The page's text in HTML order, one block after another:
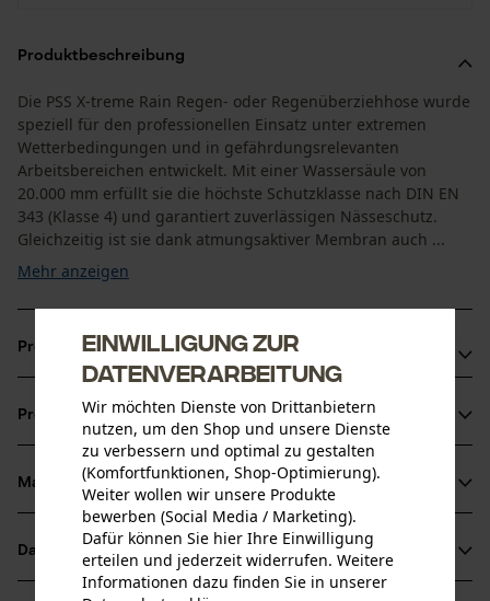
Produktbeschreibung
Die PSS X-treme Rain Regen- oder Regenüberziehhose wurde
speziell für den professionellen Einsatz unter extremen
Wetterbedingungen und in gefährdungsrelevanten
Arbeitsbereichen entwickelt. Mit einer Wassersäule von
20.000 mm erfüllt sie die höchste Schutzklasse nach DIN EN
343 (Klasse 4) und garantiert zuverlässigen Nässeschutz.
Gleichzeitig ist sie dank atmungsaktiver Membran auch ...
Mehr anzeigen
Produktvorteile
der Nähe von Bahnlinien und überall wo Sichtbarkeit
oberste Priorität hat
Atmungsaktive Membran verhindert Wärmestau bei
intensiver Arbeit
Reißverschlüsse am unteren Beinende für komfortables
An- und Ausziehen über Schuhwerk
Produktinformationen
Produktdetails
Aktivitätstyp
Schützen
Material & Pflege
Material
Datenblätter
Produktsicherheitsdatenblatt (PDF)
Einwilligung zur
Datenverarbeitung
Wir möchten Dienste von Drittanbietern
nutzen, um den Shop und unsere Dienste
zu verbessern und optimal zu gestalten
(Komfortfunktionen, Shop-Optimierung).
Weiter wollen wir unsere Produkte
bewerben (Social Media / Marketing).
Dafür können Sie hier Ihre Einwilligung
erteilen und jederzeit widerrufen. Weitere
Informationen dazu finden Sie in unserer